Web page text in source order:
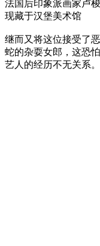
法国后印象派画家卢梭
现藏于汉堡美术馆
继而又将这位接受了
蛇的杂耍女郎，这恐
艺人的经历不无关系。